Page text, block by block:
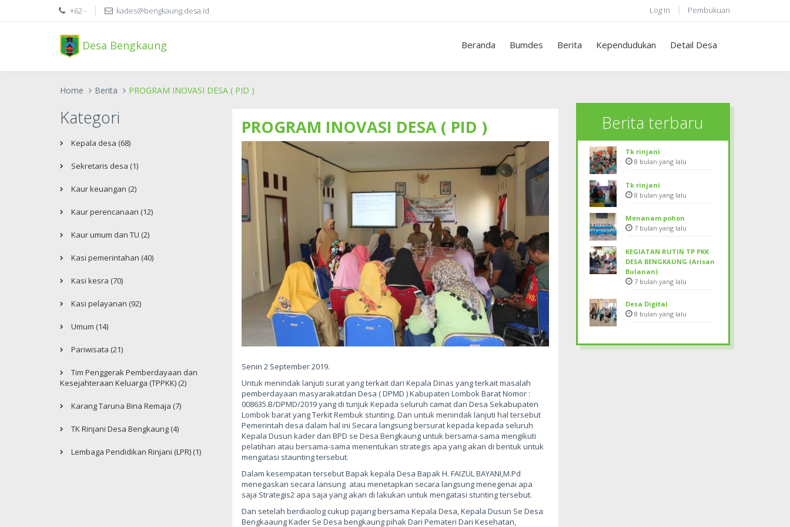
+62 - kades@bengkaung.desa.id Log In Pembukuan
Desa Bengkaung Beranda Bumdes Berita Kependudukan Detail Desa
Home Berita PROGRAM INOVASI DESA ( PID )
Kategori
Kepala desa (68)
Sekretaris desa (1)
Kaur keuangan (2)
Kaur perencanaan (12)
Kaur umum dan TU (2)
Kasi pemerintahan (40)
Kasi kesra (70)
Kasi pelayanan (92)
Umum (14)
Pariwisata (21)
Tim Penggerak Pemberdayaan dan
Kesejahteraan Keluarga (TPPKK) (2)
Karang Taruna Bina Remaja (7)
TK Rinjani Desa Bengkaung (4)
Lembaga Pendidikan Rinjani (LPR) (1)
PROGRAM INOVASI DESA ( PID )
Senin 2 September 2019.
Untuk menindak lanjuti surat yang terkait dari Kepala Dinas yang terkait masalah
pemberdayaan masyarakatdan Desa ( DPMD ) Kabupaten Lombok Barat Nomor :
008635.B/DPMD/2019 yang di tunjuk Kepada seluruh camat dan Desa Sekabupaten
Lombok barat yang Terkit Rembuk stunting. Dan untuk menindak lanjuti hal tersebut
Pemerintah desa dalam hal ini Secara langsung bersurat kepada kepada seluruh
Kepala Dusun kader dan BPD se Desa Bengkaung untuk bersama-sama mengikuti
pelatihan atau bersama-sama menentukan strategis apa yang akan di bentuk untuk
mengatasi staunting tersebut.
Dalam kesempatan tersebut Bapak kepala Desa Bapak H. FAIZUL BAYANI,M.Pd
menegaskan secara lansung atau menetapkan secara langsung menegenai apa
saja Strategis2 apa saja yang akan di lakukan untuk mengatasi stunting tersebut.
Dan setelah berdiaolog cukup pajang bersama Kepala Desa, Kepala Dusun Se Desa
Bengkaaung Kader Se Desa bengkaung pihak Dari Pemateri Dari Kesehatan,
Berita terbaru
Tk rinjani
8 bulan yang lalu
Tk rinjani
8 bulan yang lalu
Menanam pohon
7 bulan yang lalu
KEGIATAN RUTIN TP PKK
DESA BENGKAUNG (Arisan
Bulanan)
7 bulan yang lalu
Desa Digital
8 bulan yang lalu